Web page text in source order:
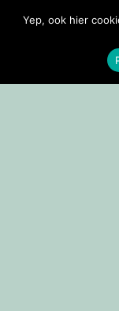
Doorgaan naar
Yep, ook hier